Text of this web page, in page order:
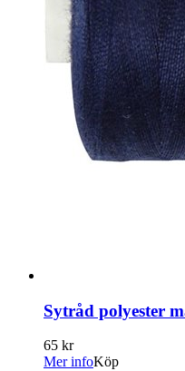
Sytråd polyester
65 kr
Mer infoKöp